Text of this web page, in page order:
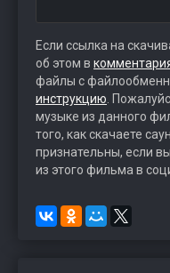
Если ссылка на
об этом в
файлы с
инструкцию .
музыке из данного
того, как скачаете
признательны, если
из этого фильма в